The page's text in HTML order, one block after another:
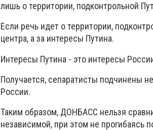
лишь о территории, подконтрольной
Если речь идет о территории,
центра, а за интересы Путина.
Интересы Путина - это интересы
Получается, сепаратисты подчинены
России.
Таким образом, ДОНБАСС нельзя
независимой, при этом не прогибаясь